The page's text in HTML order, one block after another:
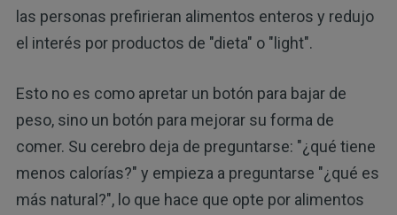
las personas prefirieran alimentos enteros y redujo
el interés por productos de "dieta" o "light".
Esto no es como apretar un botón para bajar de
peso, sino un botón para mejorar su forma de
comer. Su cerebro deja de preguntarse: "¿qué tiene
menos calorías?" y empieza a preguntarse "¿qué es
más natural?", lo que hace que opte por alimentos